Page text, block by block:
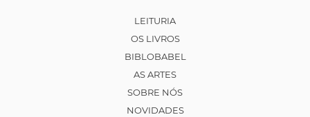
LEITURIA
OS LIVROS
BIBLOBABEL
AS ARTES
SOBRE NÓS
NOVIDADES